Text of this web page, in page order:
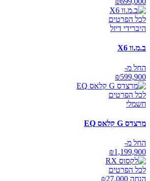
לכל הפרטים
היברידי דיזל
ב.מ.וו X6
החל מ-
₪599,900
לכל הפרטים
חשמלי
מרצדס G קלאס EQ
החל מ-
₪1,199,900
לכל הפרטים
הנחה ₪ 27,000